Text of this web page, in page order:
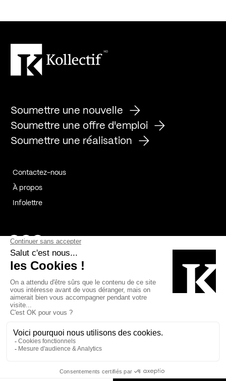
Soumettre une nouvelle
Soumettre une offre d'emploi
Soumettre une réalisation
Contactez-nous
À propos
Infolettre
Page Facebook de Kollectif
Page Instagram de Kollectif
Page Linkedin de Kollectif
Bâtiment-Durable-Québec-1
Esquisses-1IRAC-1
MP-1 v2com-1